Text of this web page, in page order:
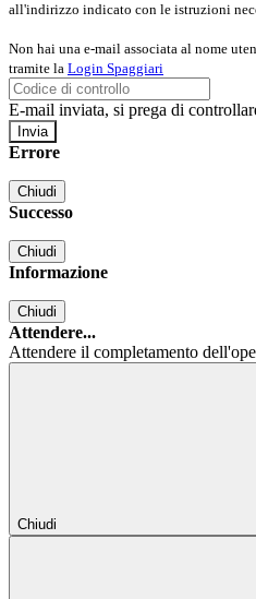
all'indirizzo indicato con le istruzioni
Non hai una e-mail associata al nome
tramite la Login Spaggiari
E-mail inviata, si prega di
Errore
Chiudi
Successo
Chiudi
Informazione
Chiudi
Attendere...
Attendere il completamento
Chiudi